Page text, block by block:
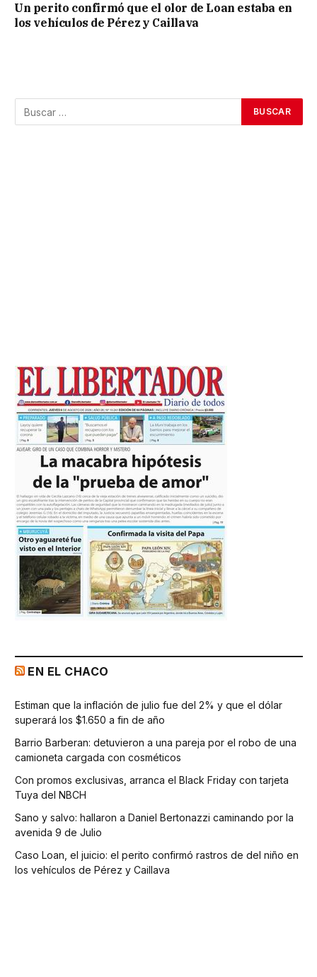
Un perito confirmó que el olor de Loan estaba en
los vehículos de Pérez y Caillava
EN EL CHACO
Estiman que la inflación de julio fue del 2% y que el dólar
superará los $1.650 a fin de año
Barrio Barberan: detuvieron a una pareja por el robo de una
camioneta cargada con cosméticos
Con promos exclusivas, arranca el Black Friday con tarjeta
Tuya del NBCH
Sano y salvo: hallaron a Daniel Bertonazzi caminando por la
avenida 9 de Julio
Caso Loan, el juicio: el perito confirmó rastros de del niño en
los vehículos de Pérez y Caillava